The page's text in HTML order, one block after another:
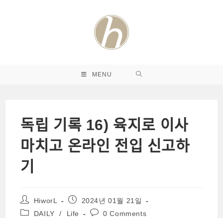
MENU
독립 기록 16) 육지로 이사
마치고 온라인 전입 신고하
기
Post
author:
HiworL
Post
published:
2024년 01월 21일
PostDAILY / Life
Post0 Comments